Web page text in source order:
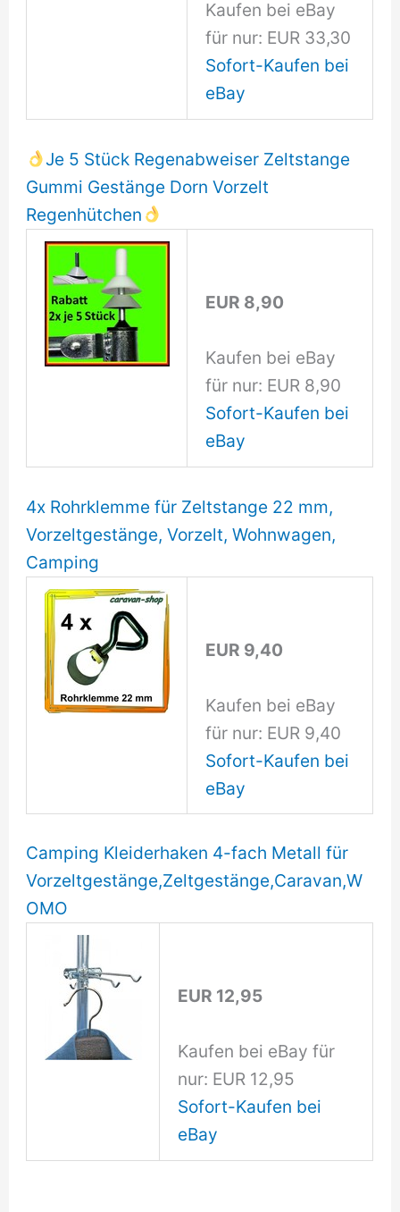
Kaufen bei eBay
für nur: EUR 33,30
Sofort-Kaufen bei
eBay
Je 5 Stück Regenabweiser Zeltstange
Gummi Gestänge Dorn Vorzelt
Regenhütchen
EUR 8,90
Kaufen bei eBay
für nur: EUR 8,90
Sofort-Kaufen bei
eBay
4x Rohrklemme für Zeltstange 22 mm,
Vorzeltgestänge, Vorzelt, Wohnwagen,
Camping
EUR 9,40
Kaufen bei eBay
für nur: EUR 9,40
Sofort-Kaufen bei
eBay
Camping Kleiderhaken 4-fach Metall für
Vorzeltgestänge,Zeltgestänge,Caravan,W
OMO
EUR 12,95
Kaufen bei eBay für
nur: EUR 12,95
Sofort-Kaufen bei
eBay